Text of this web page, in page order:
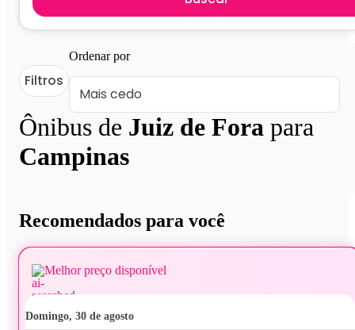
Ônibus de Juiz de Fora para
Campinas
Filtros
Ordenar por
Recomendados para você
Melhor preço disponível
domingo, 30 de agosto